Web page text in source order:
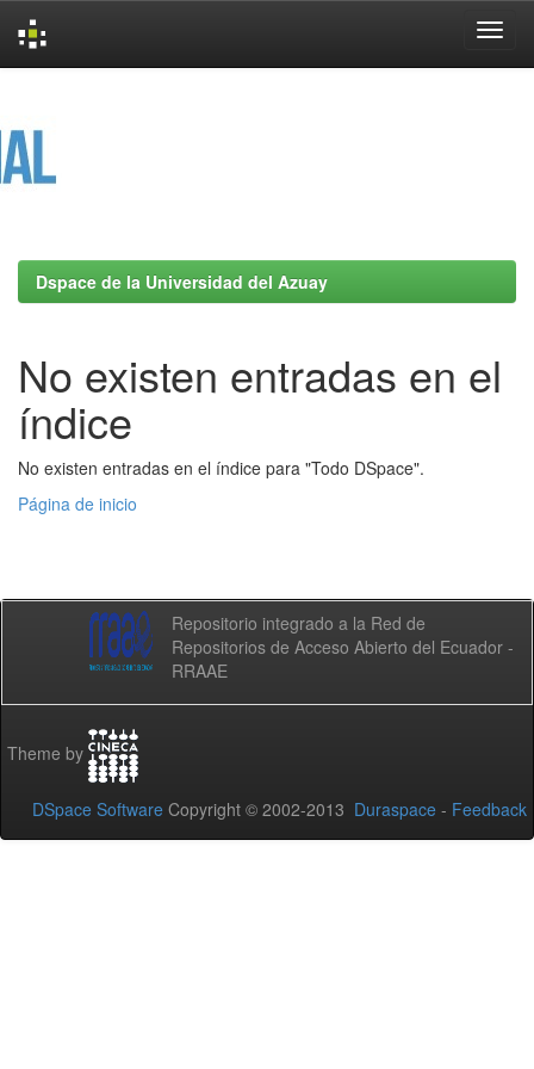
Dspace de la Universidad del Azuay
No existen entradas en el
índice
No existen entradas en el índice para "Todo DSpace".
Página de inicio
Repositorio integrado a la Red de
Repositorios de Acceso Abierto del Ecuador -
RRAAE
Theme by
DSpace Software Copyright © 2002-2013 Duraspace - Feedback